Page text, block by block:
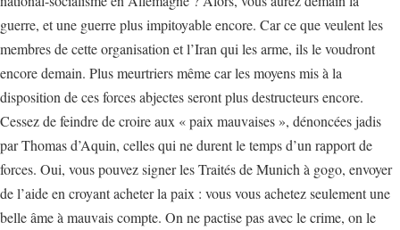
guerre, et une guerre plus impitoyable encore. Car ce que veulent les
membres de cette organisation et l’Iran qui les arme, ils le voudront
encore demain. Plus meurtriers même car les moyens mis à la
disposition de ces forces abjectes seront plus destructeurs encore.
Cessez de feindre de croire aux « paix mauvaises », dénoncées jadis
par Thomas d’Aquin, celles qui ne durent le temps d’un rapport de
forces. Oui, vous pouvez signer les Traités de Munich à gogo, envoyer
de l’aide en croyant acheter la paix : vous vous achetez seulement une
belle âme à mauvais compte. On ne pactise pas avec le crime, on le